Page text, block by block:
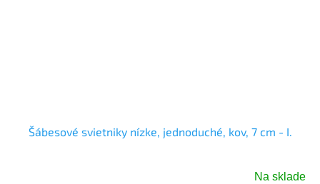
Šábesové svietniky nízke, jednoduché, kov, 7 cm - I.
Na sklade